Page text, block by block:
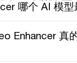
哪个 AI 模型
Enhancer 真